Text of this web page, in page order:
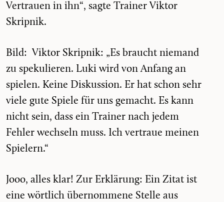
Vertrauen in ihn“, sagte Trainer Viktor
Skripnik.
Bild: Viktor Skripnik: „Es braucht niemand
zu spekulieren. Luki wird von Anfang an
spielen. Keine Diskussion. Er hat schon sehr
viele gute Spiele für uns gemacht. Es kann
nicht sein, dass ein Trainer nach jedem
Fehler wechseln muss. Ich vertraue meinen
Spielern.“
Jooo, alles klar! Zur Erklärung: Ein Zitat ist
eine wörtlich übernommene Stelle aus